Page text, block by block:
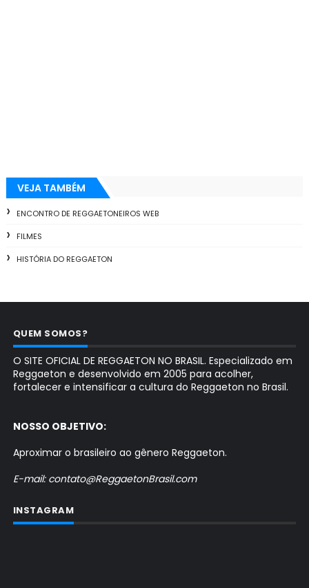
VEJA TAMBÉM
ENCONTRO DE REGGAETONEIROS WEB
FILMES
HISTÓRIA DO REGGAETON
QUEM SOMOS?
O SITE OFICIAL DE REGGAETON NO BRASIL. Especializado em
Reggaeton e desenvolvido em 2005 para acolher,
fortalecer e intensificar a cultura do Reggaeton no Brasil.
NOSSO OBJETIVO:
Aproximar o brasileiro ao gênero Reggaeton.
E-mail: contato@ReggaetonBrasil.com
INSTAGRAM